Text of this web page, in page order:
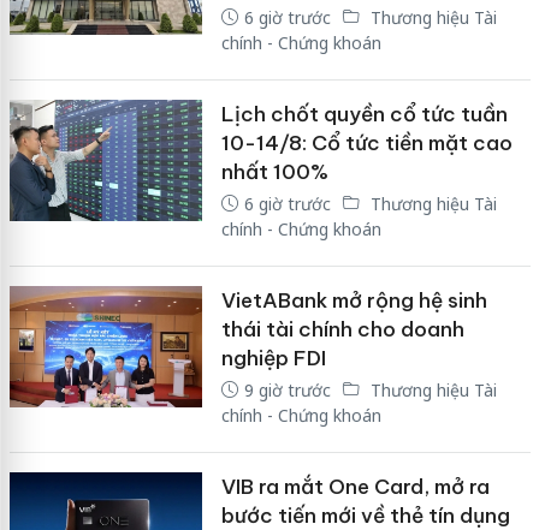
6 giờ trước
Thương hiệu Tài
chính - Chứng khoán
Lịch chốt quyền cổ tức tuần
10-14/8: Cổ tức tiền mặt cao
nhất 100%
6 giờ trước
Thương hiệu Tài
chính - Chứng khoán
VietABank mở rộng hệ sinh
thái tài chính cho doanh
nghiệp FDI
9 giờ trước
Thương hiệu Tài
chính - Chứng khoán
VIB ra mắt One Card, mở ra
bước tiến mới về thẻ tín dụng